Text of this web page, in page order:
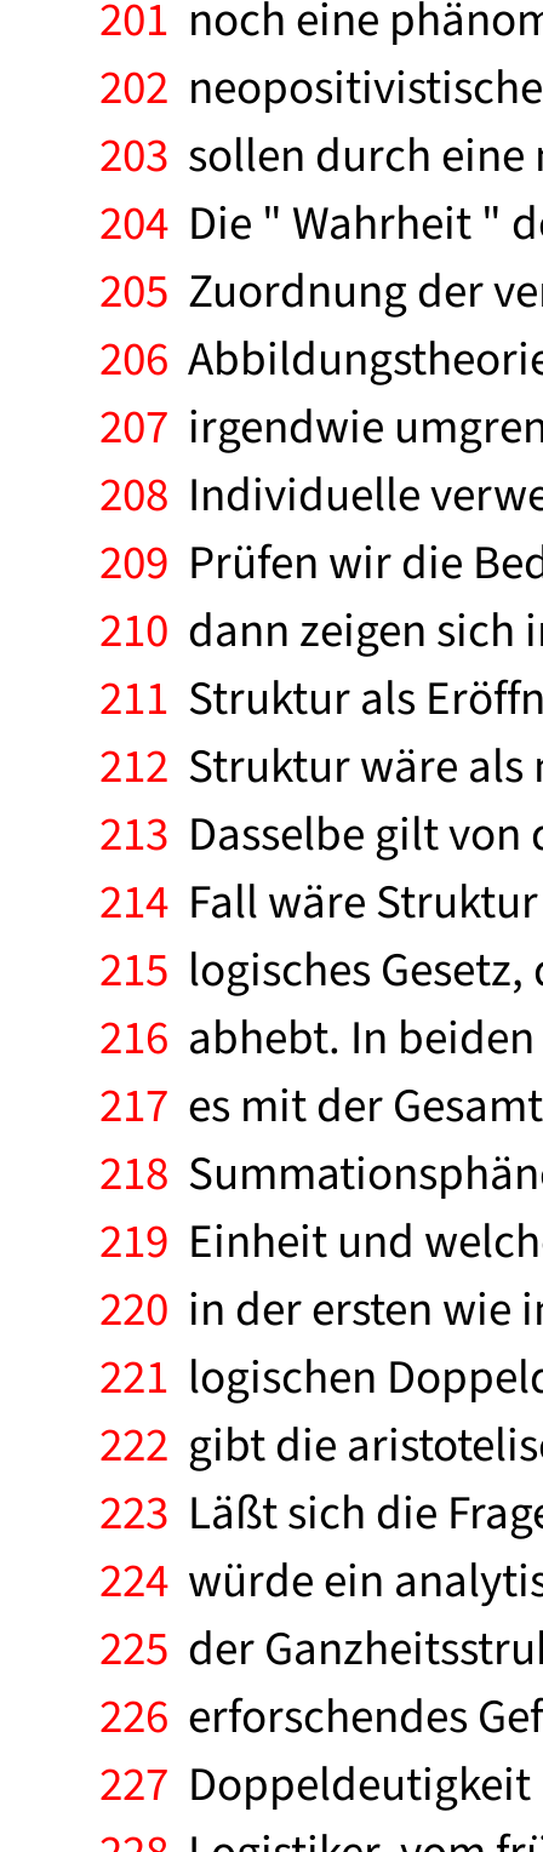
201 noch eine
202
203 sollen durch
204 Die " Wahrheit "
205 Zuordnung der
206
207 irgendwie
208 Individuelle
209 Prüfen wir die
210 dann zeigen sich
211 Struktur als
212 Struktur wäre
213 Dasselbe gilt
214 Fall wäre
215 logisches
216 abhebt. In
217 es mit der
218
219 Einheit und
220 in der ersten wie
221 logischen
222 gibt die
223 Läßt sich die
224 würde ein
225 der
226 erforschendes
227